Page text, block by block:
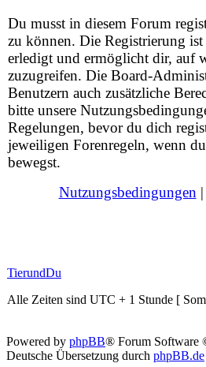
Du musst in diesem Forum
zu können. Die Registrierung
erledigt und ermöglicht dir, auf
zuzugreifen. Die Board-
Benutzern auch zusätzliche
bitte unsere
Regelungen, bevor du dich
jeweiligen Forenregeln, wenn
bewegst.
Nutzungsbedingungen |
TierundDu
Alle Zeiten sind UTC + 1 Stunde [
Powered by phpBB® Forum Software
Deutsche Übersetzung durch phpBB.de